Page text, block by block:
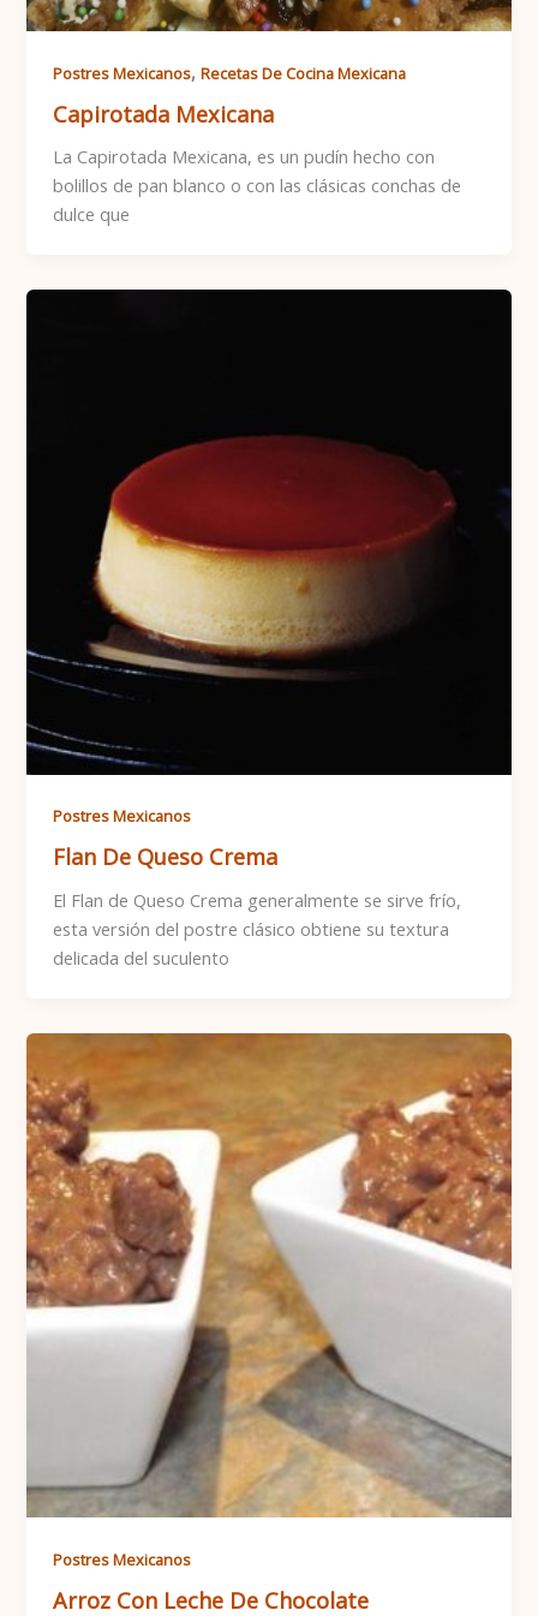
Postres Mexicanos,Recetas De Cocina Mexicana
Capirotada Mexicana
La Capirotada Mexicana, es un pudín hecho con
bolillos de pan blanco o con las clásicas conchas de
dulce que
Postres Mexicanos
Flan De Queso Crema
El Flan de Queso Crema generalmente se sirve frío,
esta versión del postre clásico obtiene su textura
delicada del suculento
Postres Mexicanos
Arroz Con Leche De Chocolate